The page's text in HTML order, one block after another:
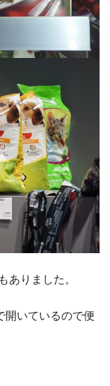
ありました。
開いているので便